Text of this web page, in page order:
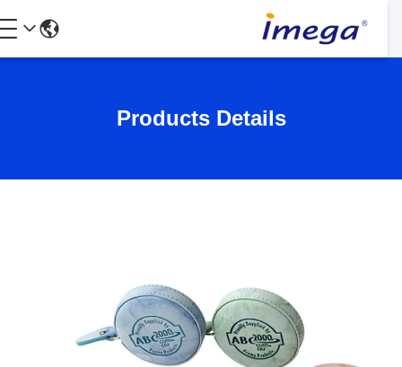
Products Details